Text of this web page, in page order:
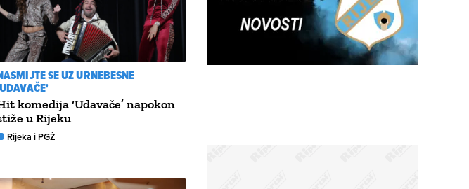
SE UZ URNEBESNE
komedija ‘Udavače’ napokon
u Rijeku
Rijeka i PGŽ